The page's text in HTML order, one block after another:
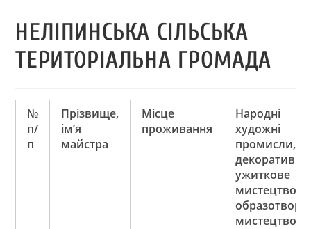
НЕЛІПИНСЬКА СІЛЬСЬКА
ТЕРИТОРІАЛЬНА ГРОМАДА
№
п/
п
Прізвище,
ім’я
майстра
Місце
проживання
Народні
художні
промисли,
ужиткове
мистецтво,
мистецтво